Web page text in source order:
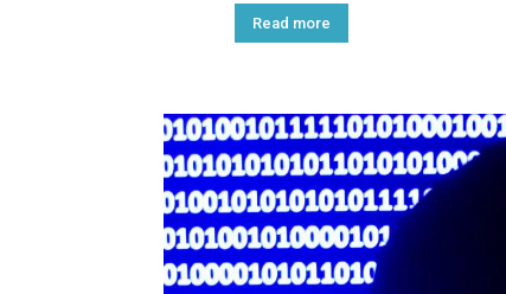
Read more